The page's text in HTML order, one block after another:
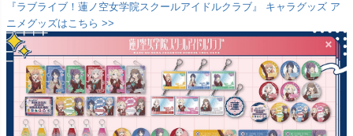
『ラブライブ！蓮ノ空女学院スクールアイドルクラブ』 キャラグッズ ア
ニメグッズはこちら >>